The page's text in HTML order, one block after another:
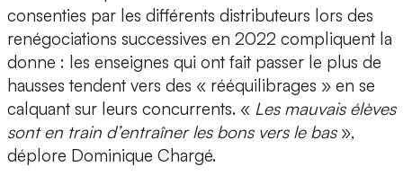
consenties par les différents distributeurs lors des
renégociations successives en 2022 compliquent la
donne : les enseignes qui ont fait passer le plus de
hausses tendent vers des « rééquilibrages » en se
calquant sur leurs concurrents. « Les mauvais élèves
sont en train d’entraîner les bons vers le bas»,
déplore Dominique Chargé.